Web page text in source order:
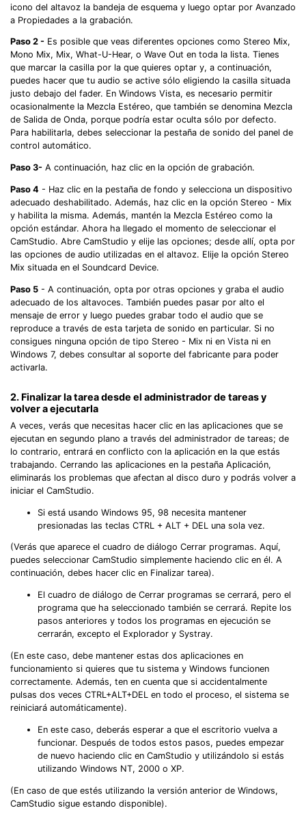
icono del altavoz la bandeja de esquema y luego optar por Avanzado
a Propiedades a la grabación.
Paso 2 - Es posible que veas diferentes opciones como Stereo Mix,
Mono Mix, Mix, What-U-Hear, o Wave Out en toda la lista. Tienes
que marcar la casilla por la que quieres optar y, a continuación,
puedes hacer que tu audio se active sólo eligiendo la casilla situada
justo debajo del fader. En Windows Vista, es necesario permitir
ocasionalmente la Mezcla Estéreo, que también se denomina Mezcla
de Salida de Onda, porque podría estar oculta sólo por defecto.
Para habilitarla, debes seleccionar la pestaña de sonido del panel de
control automático.
Paso 3- A continuación, haz clic en la opción de grabación.
Paso 4 - Haz clic en la pestaña de fondo y selecciona un dispositivo
adecuado deshabilitado. Además, haz clic en la opción Stereo - Mix
y habilita la misma. Además, mantén la Mezcla Estéreo como la
opción estándar. Ahora ha llegado el momento de seleccionar el
CamStudio. Abre CamStudio y elije las opciones; desde allí, opta por
las opciones de audio utilizadas en el altavoz. Elije la opción Stereo
Mix situada en el Soundcard Device.
Paso 5 - A continuación, opta por otras opciones y graba el audio
adecuado de los altavoces. También puedes pasar por alto el
mensaje de error y luego puedes grabar todo el audio que se
reproduce a través de esta tarjeta de sonido en particular. Si no
consigues ninguna opción de tipo Stereo - Mix ni en Vista ni en
Windows 7, debes consultar al soporte del fabricante para poder
activarla.
2. Finalizar la tarea desde el administrador de tareas y
volver a ejecutarla
A veces, verás que necesitas hacer clic en las aplicaciones que se
ejecutan en segundo plano a través del administrador de tareas; de
lo contrario, entrará en conflicto con la aplicación en la que estás
trabajando. Cerrando las aplicaciones en la pestaña Aplicación,
eliminarás los problemas que afectan al disco duro y podrás volver a
iniciar el CamStudio.
Si está usando Windows 95, 98 necesita mantener
presionadas las teclas CTRL + ALT + DEL una sola vez.
(Verás que aparece el cuadro de diálogo Cerrar programas. Aquí,
puedes seleccionar CamStudio simplemente haciendo clic en él. A
continuación, debes hacer clic en Finalizar tarea).
El cuadro de diálogo de Cerrar programas se cerrará, pero el
programa que ha seleccionado también se cerrará. Repite los
pasos anteriores y todos los programas en ejecución se
cerrarán, excepto el Explorador y Systray.
(En este caso, debe mantener estas dos aplicaciones en
funcionamiento si quieres que tu sistema y Windows funcionen
correctamente. Además, ten en cuenta que si accidentalmente
pulsas dos veces CTRL+ALT+DEL en todo el proceso, el sistema se
reiniciará automáticamente).
En este caso, deberás esperar a que el escritorio vuelva a
funcionar. Después de todos estos pasos, puedes empezar
de nuevo haciendo clic en CamStudio y utilizándolo si estás
utilizando Windows NT, 2000 o XP.
(En caso de que estés utilizando la versión anterior de Windows,
CamStudio sigue estando disponible).